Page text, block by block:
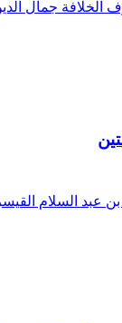
الخلافة جمال
عبد السلام